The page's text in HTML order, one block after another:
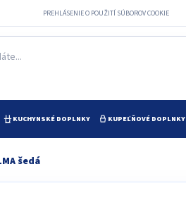
PREHLÁSENIE O POUŽITÍ SÚBOROV COOKIE
KUCHYNSKÉ DOPLNKY KUPEĽŇOVÉ DOPLNKY
šedá